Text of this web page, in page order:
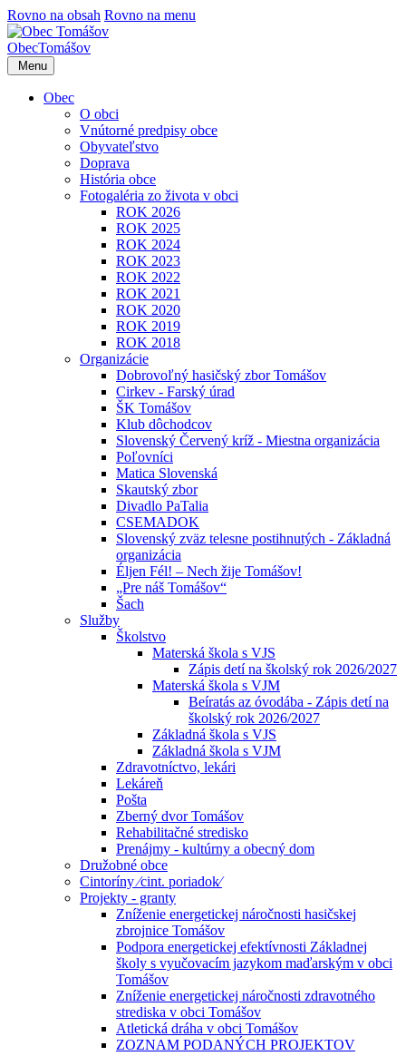
Rovno na obsah Rovno na menu
ObecTomášov
Menu
Obec
O obci
Vnútorné predpisy obce
Obyvateľstvo
Doprava
História obce
Fotogaléria zo života v obci
ROK 2026
ROK 2025
ROK 2024
ROK 2023
ROK 2022
ROK 2021
ROK 2020
ROK 2019
ROK 2018
Organizácie
Dobrovoľný hasičský zbor Tomášov
Cirkev - Farský úrad
ŠK Tomášov
Klub dôchodcov
Slovenský Červený kríž - Miestna organizácia
Poľovníci
Matica Slovenská
Skautský zbor
Divadlo PaTalia
CSEMADOK
Slovenský zväz telesne postihnutých - Základná
organizácia
Éljen Fél! – Nech žije Tomášov!
„Pre náš Tomášov“
Šach
Služby
Školstvo
Materská škola s VJS
Zápis detí na školský rok 2026/2027
Materská škola s VJM
Beíratás az óvodába - Zápis detí na
školský rok 2026/2027
Základná škola s VJS
Základná škola s VJM
Zdravotníctvo, lekári
Lekáreň
Pošta
Zberný dvor Tomášov
Rehabilitačné stredisko
Prenájmy - kultúrny a obecný dom
Družobné obce
Cintoríny ⁄cint. poriadok⁄
Projekty - granty
Zníženie energetickej náročnosti hasičskej
zbrojnice Tomášov
Podpora energetickej efektívnosti Základnej
školy s vyučovacím jazykom maďarským v obci
Tomášov
Zníženie energetickej náročnosti zdravotného
strediska v obci Tomášov
Atletická dráha v obci Tomášov
ZOZNAM PODANÝCH PROJEKTOV